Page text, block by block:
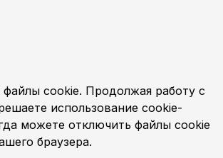
cookie. Продолжая работу с
использование cookie-
можете отключить файлы cookie
браузера.